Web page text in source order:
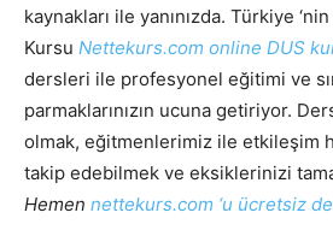
kaynakları ile yanınızda. Türkiye
Kursu Nettekurs.com online DUS
dersleri ile profesyonel eğitimi ve
parmaklarınızın ucuna getiriyor.
olmak, eğitmenlerimiz ile etkileşim
takip edebilmek ve eksiklerinizi
Hemen nettekurs.com ‘u ücretsiz